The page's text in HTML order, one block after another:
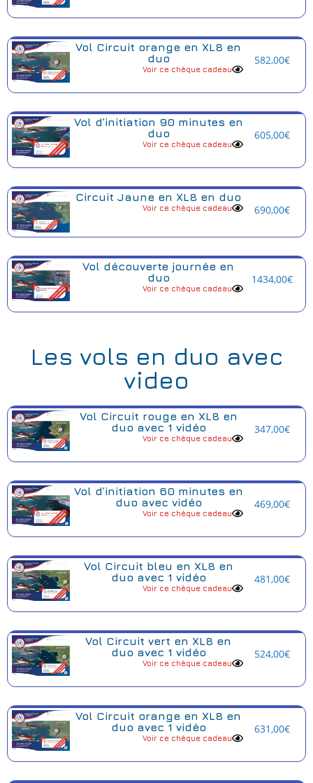
Vol Circuit orange en XL8 en
duo
Voir ce chèque cadeau
582,00€
Vol d’initiation 90 minutes en
duo
Voir ce chèque cadeau
605,00€
Circuit Jaune en XL8 en duo
Voir ce chèque cadeau 690,00€
Vol découverte journée en
duo
Voir ce chèque cadeau
1434,00€
Les vols en duo avec
video
Vol Circuit rouge en XL8 en
duo avec 1 vidéo
Voir ce chèque cadeau
347,00€
Vol d’initiation 60 minutes en
duo avec vidéo
Voir ce chèque cadeau
469,00€
Vol Circuit bleu en XL8 en
duo avec 1 vidéo
Voir ce chèque cadeau
481,00€
Vol Circuit vert en XL8 en
duo avec 1 vidéo
Voir ce chèque cadeau
524,00€
Vol Circuit orange en XL8 en
duo avec 1 vidéo
Voir ce chèque cadeau
631,00€